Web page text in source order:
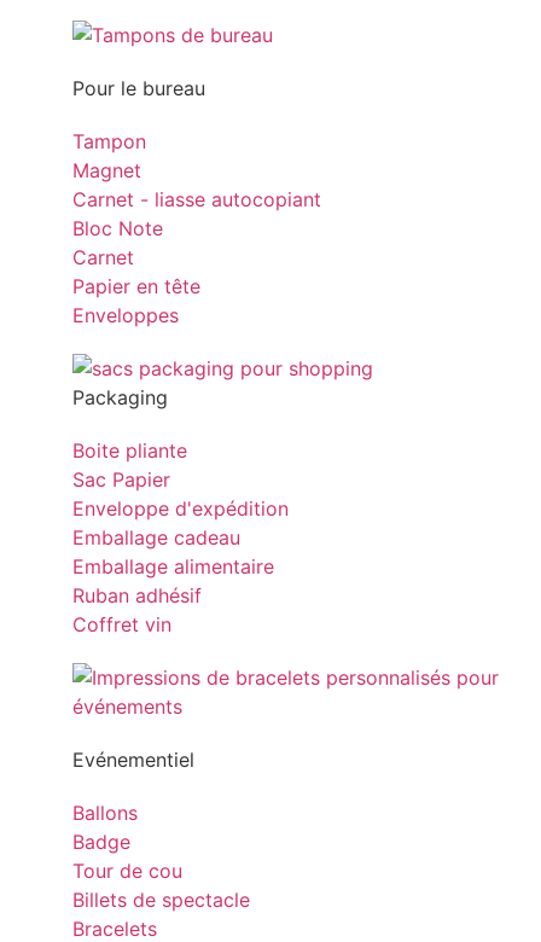
Pour le bureau
Tampon
Magnet
Carnet - liasse autocopiant
Bloc Note
Carnet
Papier en tête
Enveloppes
Packaging
Boite pliante
Sac Papier
Enveloppe d'expédition
Emballage cadeau
Emballage alimentaire
Ruban adhésif
Coffret vin
Evénementiel
Ballons
Badge
Tour de cou
Billets de spectacle
Bracelets